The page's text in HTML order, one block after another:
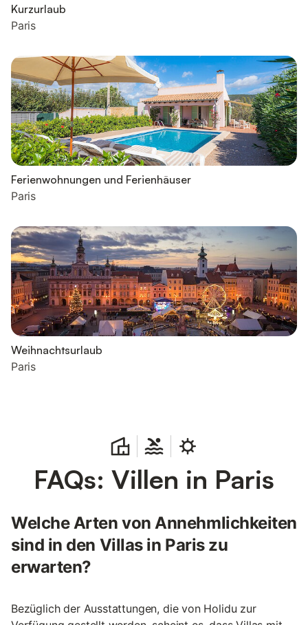
Kurzurlaub
Paris
Ferienwohnungen und Ferienhäuser
Paris
Weihnachtsurlaub
Paris
FAQs: Villen in Paris
Welche Arten von Annehmlichkeiten
sind in den Villas in Paris zu
erwarten?
Bezüglich der Ausstattungen, die von Holidu zur